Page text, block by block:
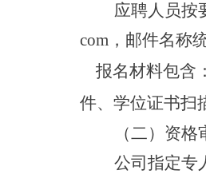
应聘人员按
com， 邮件名称
报名材料包含
件、学位证书扫
（二）资格
公司指定专